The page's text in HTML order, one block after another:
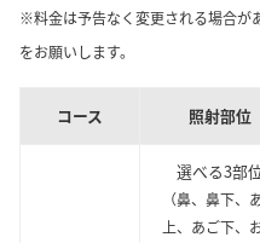
※料金は予告なく変更される場合が
をお願いします。
コース 照射部位
選べる3部
（鼻、鼻下、
上、あご下、